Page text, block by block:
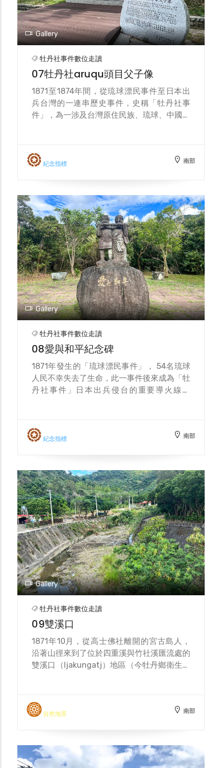
描述，讓人彷彿走入時光隧道，感受當年情
境，可以更加了解牡丹社事件的這段歷史。
Gallery
牡丹社事件數位走讀
07牡丹社aruqu頭目父子像
1871至1874年間，從琉球漂民事件至日本出
兵台灣的一連串歷史事件，史稱「牡丹社事
件」，為一涉及台灣原住民族、琉球、中國及
（sinvaudjan、tjaljunay及
烈的戰鬥，戰役中牡丹社kavulungan頭目家
aruqu父子等多名原住民戰士奮戰而亡，成功
阻止日軍的進攻，史稱「石門之役」。 「牡
丹社aruqu頭目父子像」由牡丹村原住民華恆
明、華伊達父女繪圖設計，以花崗石雕刻製作
而成，設置於牡丹鄉「牡丹社事件紀念公
園」，以紀念本地排灣族人勇敢捍衛家園的堅
定決心與誓死抵禦外侮的不朽精神。
紀念指標 南部
Gallery
牡丹社事件數位走讀
08愛與和平紀念碑
1871年發生的「琉球漂民事件」， 54名琉球
人民不幸失去了生命，此一事件後來成為「牡
丹社事件」日本出兵侵台的重要導火線。
史中學習，共同立下「愛與和平」的碑石，象
以原住民及琉球人共飲連杯酒的石像為主題，
並刻有「愛與和平」字樣，紀念碑分別設置於
台灣牡丹鄉「牡丹社事件紀念公園」及琉球宮
古島「下地中學校」，傳達「愛與和平」的普
世價值。
紀念指標 南部
Gallery
牡丹社事件數位走讀
09雙溪口
1871年10月，從高士佛社離開的宮古島人，
沿著山徑來到了位於四重溪與竹社溪匯流處的
雙溪口（ljakungatj）地區（今牡丹鄉衛生所
了雙溪口，並質問對方為何無故離開部落，在
發生衝突後有54名宮古島人不幸遇害，鄧天
旺等人與牡丹社人協商後，以錢幣與物資交換
補償，留於保力庄楊友旺家，直到12月離開
自然地景 南部